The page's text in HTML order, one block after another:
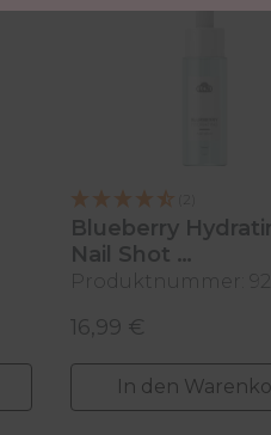
Blueberry
Nail Shot
30 ml
Produktnummer:
Regulärer Preis:
16,99 €
In den